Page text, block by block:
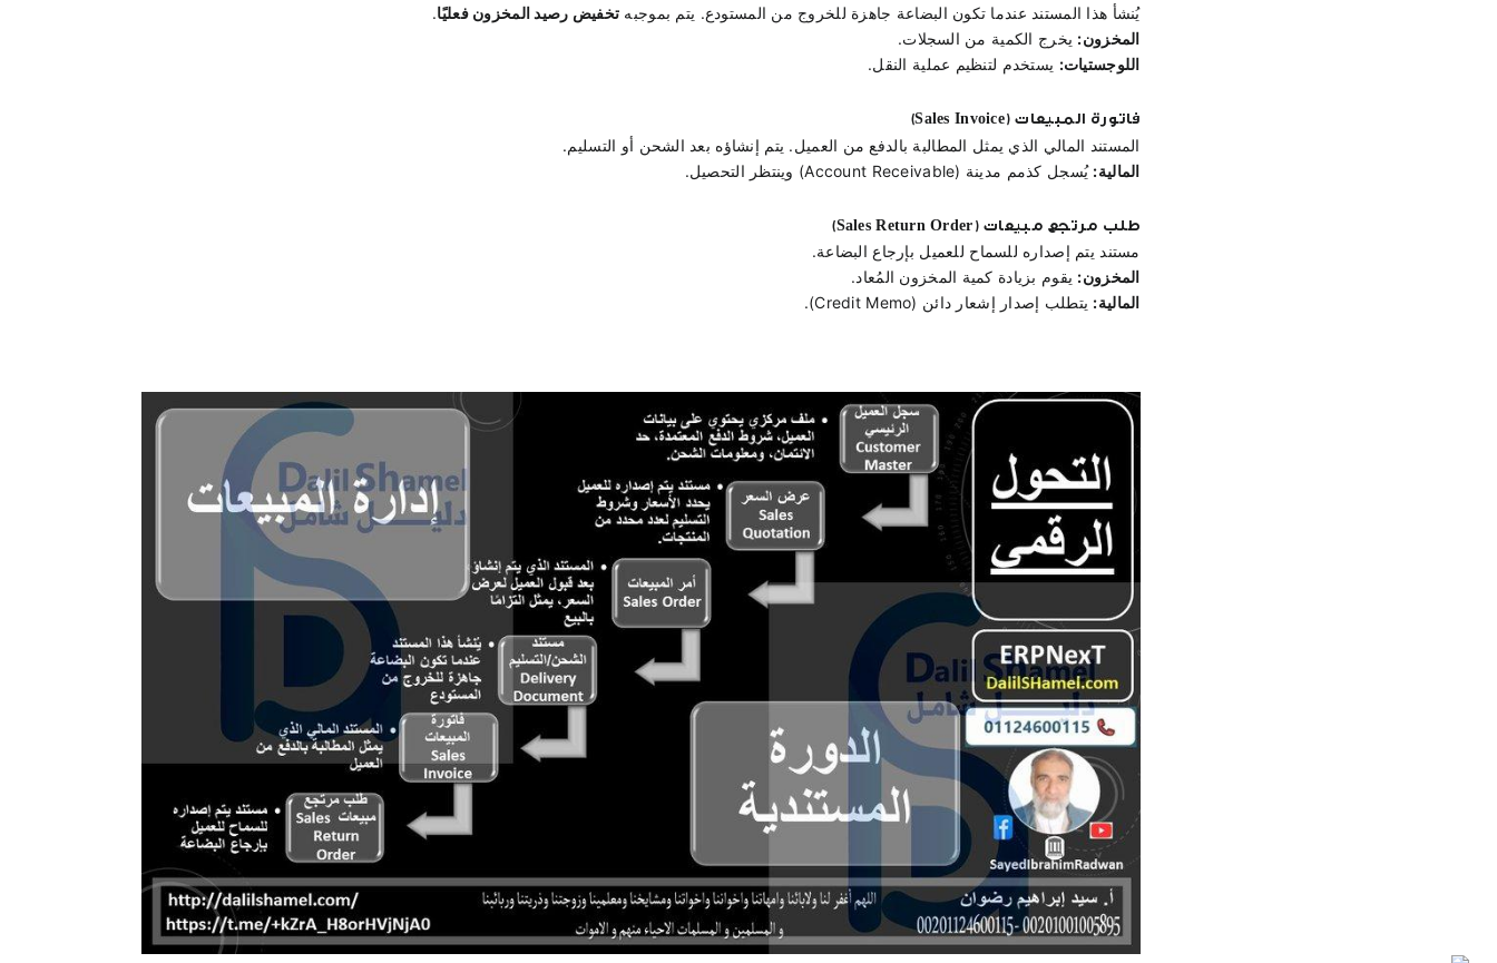
يُنشأ هذا المستند عندما تكون البضاعة جاهزة للخروج من المستودع. يتم بموجبه تخفيض رصيد المخزون فعليًا.
المخزون: يخرج الكمية من السجلات.
اللوجستيات: يستخدم لتنظيم عملية النقل.
فاتورة المبيعات (Sales Invoice)
المستند المالي الذي يمثل المطالبة بالدفع من العميل. يتم إنشاؤه بعد الشحن أو التسليم.
المالية: يُسجل كذمم مدينة (Account Receivable) وينتظر التحصيل.
طلب مرتجع مبيعات (Sales Return Order)
مستند يتم إصداره للسماح للعميل بإرجاع البضاعة.
المخزون: يقوم بزيادة كمية المخزون المُعاد.
المالية: يتطلب إصدار إشعار دائن (Credit Memo).